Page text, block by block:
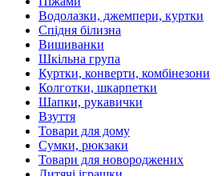
Водолазки, джемпери, куртки
Спідня білизна
Вишиванки
Шкільна група
Куртки, конверти, комбінезони
Колготки, шкарпетки
Шапки, рукавички
Взуття
Товари для дому
Сумки, рюкзаки
Товари для новороджених